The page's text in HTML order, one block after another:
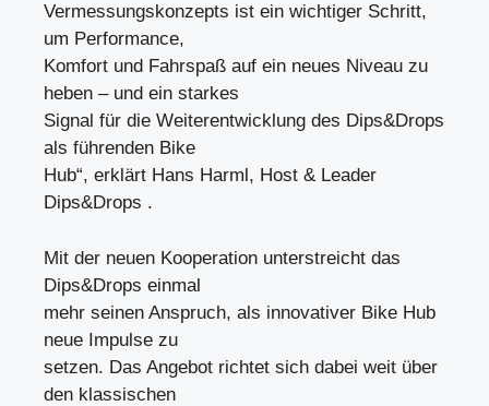
Vermessungskonzepts ist ein wichtiger Schritt,
um Performance,
Komfort und Fahrspaß auf ein neues Niveau zu
heben – und ein starkes
Signal für die Weiterentwicklung des Dips&Drops
als führenden Bike
Hub“, erklärt Hans Harml, Host & Leader
Dips&Drops .
Mit der neuen Kooperation unterstreicht das
Dips&Drops einmal
mehr seinen Anspruch, als innovativer Bike Hub
neue Impulse zu
setzen. Das Angebot richtet sich dabei weit über
den klassischen